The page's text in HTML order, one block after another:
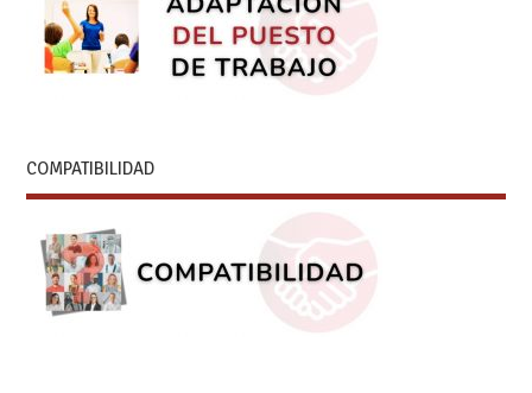
COMPATIBILIDAD